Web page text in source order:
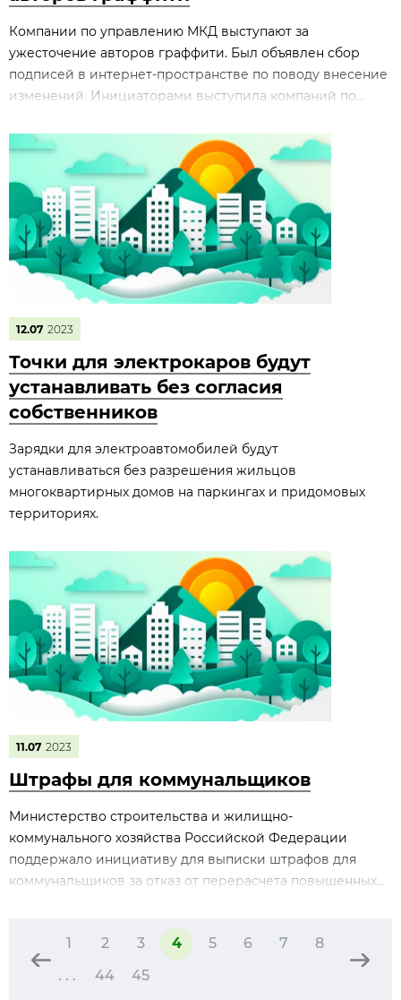
Компании по управлению МКД выступают за
ужесточение авторов граффити. Был объявлен сбор
подписей в интернет-пространстве по поводу внесение
изменений. Инициаторами выступила компаний по...
12.07 2023
Точки для электрокаров будут
устанавливать без согласия
собственников
Зарядки для электроавтомобилей будут
устанавливаться без разрешения жильцов
многоквартирных домов на паркингах и придомовых
территориях.
11.07 2023
Штрафы для коммунальщиков
Министерство строительства и жилищно-
коммунального хозяйства Российской Федерации
поддержало инициативу для выписки штрафов для
коммунальщиков за отказ от перерасчета повышенных...
1 2 3 4 5 6 7
8
. . .
44 45